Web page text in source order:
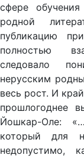
сфере
родной
публикацию
полностью
следовало
нерусским
весь рост. И
прошлогоднее
Йошкар-Оле:
который для
недопустимо,